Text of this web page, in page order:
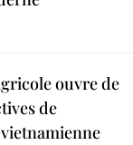
ouvre de
de